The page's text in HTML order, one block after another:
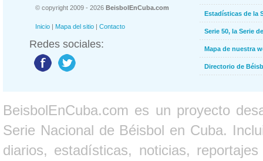
© copyright 2009 - 2026 BeisbolEnCuba.com
Inicio | Mapa del sitio | Contacto
Redes sociales:
Estadísticas de la
Serie 50, la Serie
Mapa de nuestra
Directorio de
BeisbolEnCuba.com es un proyecto
Serie Nacional de Béisbol en Cuba.
diarios, estadísticas, noticias,